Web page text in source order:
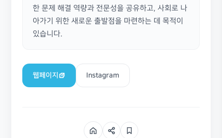
한 문제 해결 역량과 전문성을 공유하고, 사회로 나
아가기 위한 새로운 출발점을 마련하는 데 목적이
있습니다.
웹페이지 Instagram